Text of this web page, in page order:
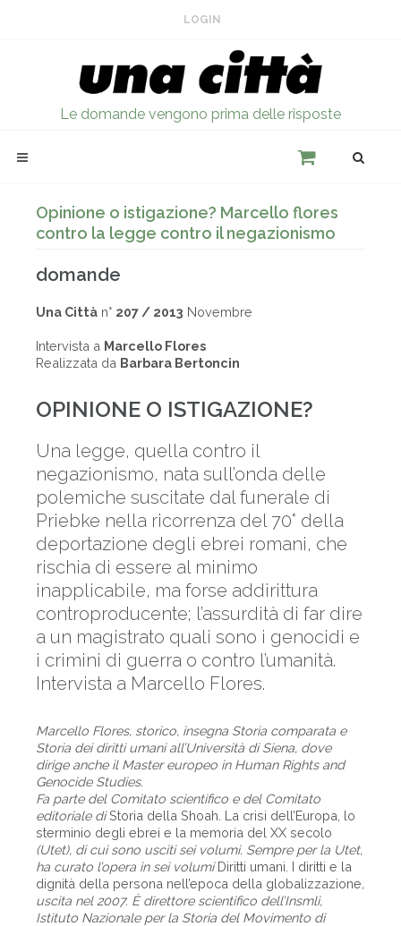
LOGIN
Le domande vengono prima delle risposte
Opinione o istigazione? Marcello flores
contro la legge contro il negazionismo
domande
Una Città n° 207 / 2013 Novembre
Intervista a Marcello Flores
Realizzata da Barbara Bertoncin
OPINIONE O ISTIGAZIONE?
Una legge, quella contro il
negazionismo, nata sull’onda delle
polemiche suscitate dal funerale di
Priebke nella ricorrenza del 70° della
deportazione degli ebrei romani, che
rischia di essere al minimo
inapplicabile, ma forse addirittura
controproducente; l’assurdità di far dire
a un magistrato quali sono i genocidi e
i crimini di guerra o contro l’umanità.
Intervista a Marcello Flores.
Marcello Flores, storico, insegna Storia comparata e
Storia dei diritti umani all’Università di Siena, dove
dirige anche il Master europeo in Human Rights and
Genocide Studies.
Fa parte del Comitato scientifico e del Comitato
editoriale diStoria della Shoah. La crisi dell’Europa, lo
sterminio degli ebrei e la memoria del XX secolo
(Utet), di cui sono usciti sei volumi. Sempre per la Utet,
ha curato l’opera in sei volumiDiritti umani. I diritti e la
dignità della persona nell’epoca della globalizzazione,
uscita nel 2007. È direttore scientifico dell’Insmli,
Istituto Nazionale per la Storia del Movimento di